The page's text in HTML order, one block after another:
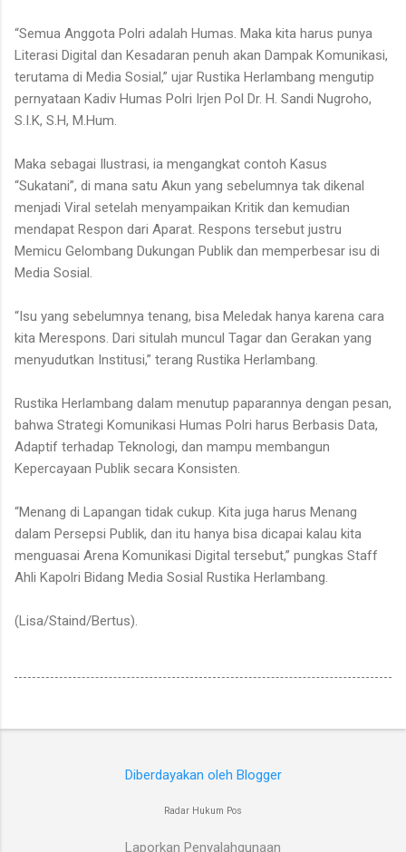
“Semua Anggota Polri adalah Humas. Maka kita harus punya
Literasi Digital dan Kesadaran penuh akan Dampak Komunikasi,
terutama di Media Sosial,” ujar Rustika Herlambang mengutip
pernyataan Kadiv Humas Polri Irjen Pol Dr. H. Sandi Nugroho,
S.I.K, S.H, M.Hum.
Maka sebagai Ilustrasi, ia mengangkat contoh Kasus
“Sukatani”, di mana satu Akun yang sebelumnya tak dikenal
menjadi Viral setelah menyampaikan Kritik dan kemudian
mendapat Respon dari Aparat. Respons tersebut justru
Memicu Gelombang Dukungan Publik dan memperbesar isu di
Media Sosial.
“Isu yang sebelumnya tenang, bisa Meledak hanya karena cara
kita Merespons. Dari situlah muncul Tagar dan Gerakan yang
menyudutkan Institusi,” terang Rustika Herlambang.
Rustika Herlambang dalam menutup paparannya dengan pesan,
bahwa Strategi Komunikasi Humas Polri harus Berbasis Data,
Adaptif terhadap Teknologi, dan mampu membangun
Kepercayaan Publik secara Konsisten.
“Menang di Lapangan tidak cukup. Kita juga harus Menang
dalam Persepsi Publik, dan itu hanya bisa dicapai kalau kita
menguasai Arena Komunikasi Digital tersebut,” pungkas Staff
Ahli Kapolri Bidang Media Sosial Rustika Herlambang.
(Lisa/Staind/Bertus).
Diberdayakan oleh Blogger
Radar Hukum Pos
Laporkan Penyalahgunaan